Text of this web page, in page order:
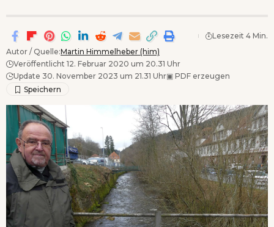
Autor / Quelle:Martin Himmelheber (him)
Veröffentlicht 12. Februar 2020 um 20.31 Uhr
Update 30. November 2023 um 21.31 Uhr▣ PDF erzeugen
Lesezeit 4 Min.